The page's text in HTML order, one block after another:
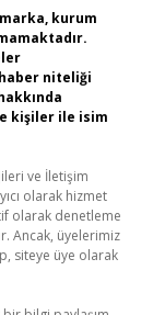
kurum
niteliği
kişiler ile isim
ve İletişim
olarak hizmet
olarak denetleme
Ancak, üyelerimiz
siteye üye olarak